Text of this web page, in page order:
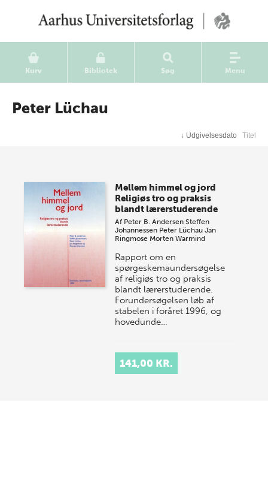
Kurv Bibliotek Søg Menu
Peter Lüchau
↓ Udgivelsesdato Titel
Mellem himmel og jord
Religiøs tro og praksis
blandt lærerstuderende
Af Peter B. Andersen Steffen
Johannessen Peter Lüchau Jan
Ringmose Morten Warmind
Rapport om en
spørgeskemaundersøgelse
af religiøs tro og praksis
blandt lærerstuderende.
Forundersøgelsen løb af
stabelen i foråret 1996, og
hovedunde…
141,00 KR.